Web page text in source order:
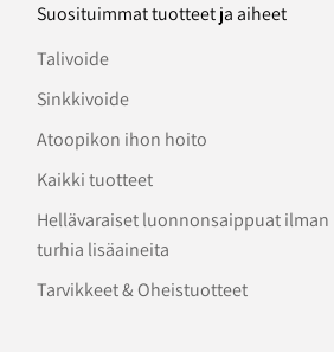
Suosituimmat tuotteet ja aiheet
Talivoide
Sinkkivoide
Atoopikon ihon hoito
Kaikki tuotteet
Hellävaraiset luonnonsaippuat ilman
turhia lisäaineita
Tarvikkeet & Oheistuotteet